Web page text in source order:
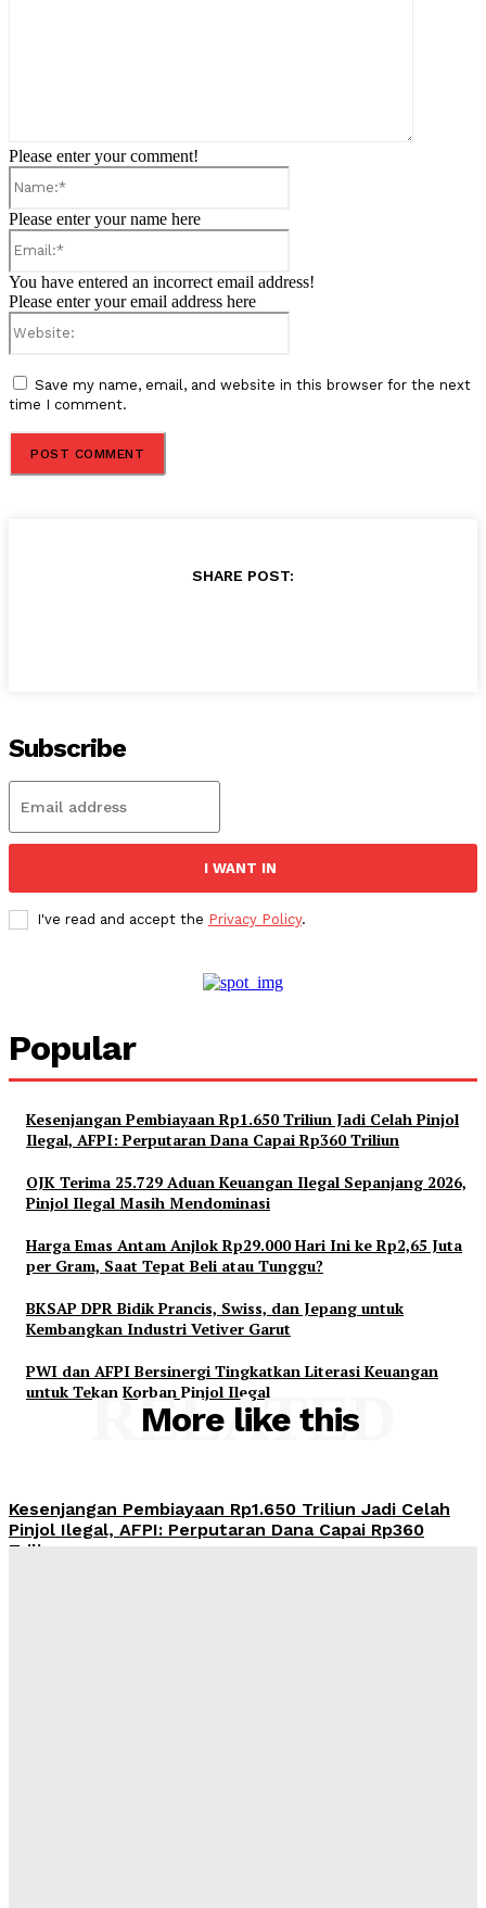
Please enter your comment!
Please enter your name here
You have entered an incorrect email address!
Please enter your email address here
Save my name, email, and website in this browser for the next
time I comment.
SHARE POST:
Subscribe
I WANT IN
I've read and accept the Privacy Policy.
Popular
Kesenjangan Pembiayaan Rp1.650 Triliun Jadi Celah Pinjol
Ilegal, AFPI: Perputaran Dana Capai Rp360 Triliun
OJK Terima 25.729 Aduan Keuangan Ilegal Sepanjang 2026,
Pinjol Ilegal Masih Mendominasi
Harga Emas Antam Anjlok Rp29.000 Hari Ini ke Rp2,65 Juta
per Gram, Saat Tepat Beli atau Tunggu?
BKSAP DPR Bidik Prancis, Swiss, dan Jepang untuk
Kembangkan Industri Vetiver Garut
PWI dan AFPI Bersinergi Tingkatkan Literasi Keuangan
untuk Tekan Korban Pinjol Ilegal
More like this
RELATED
Kesenjangan Pembiayaan Rp1.650 Triliun Jadi Celah
Pinjol Ilegal, AFPI: Perputaran Dana Capai Rp360
Triliun